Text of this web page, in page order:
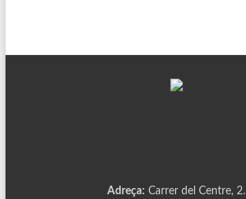
Adreça: Carrer del Centre, 2.